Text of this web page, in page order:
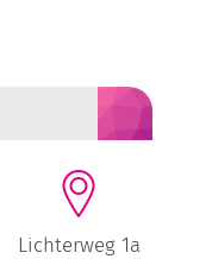
Lichterweg 1a